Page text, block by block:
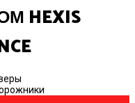
HEXIS